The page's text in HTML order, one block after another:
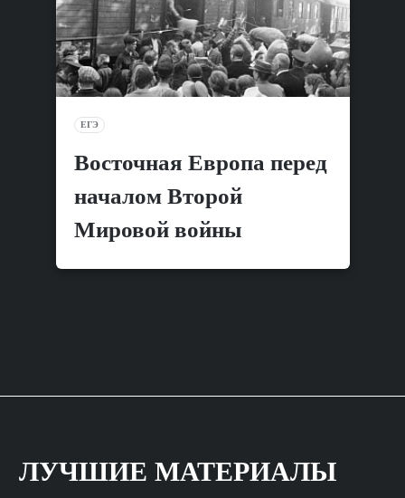
ЕГЭ
Восточная Европа перед
началом Второй
Мировой войны
ЛУЧШИЕ МАТЕРИАЛЫ